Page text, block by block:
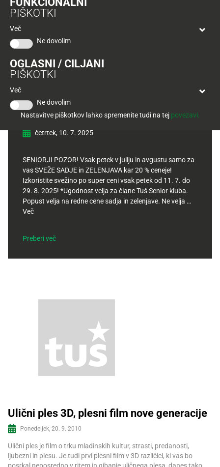
PIŠKOTKI
Več
Ne dovolim
OGLASNI / CILJANI
PIŠKOTKI
Več
Ne dovolim
Nastavitve piškotkov lahko spremenite tudi na tej povezavi.
Ponudba
velja
30.
2026
POGLEJTE IZDELKE
sveže sadje in zelenjavo
četrtek, 10. 7. 2025
SENIORJI POZOR! Vsak petek v juliju in avgustu samo za
vas SVEŽE SADJE in ZELENJAVA kar 20 % ceneje!
Izkoristite svežino po super ceni vsak petek od 11. 7. do
29. 8. 2025! *Ugodnost velja za člane Tuš Senior kluba.
Popust velja na redne cene sadja in zelenjave. Ne velja …
Več
Preberi več
Ulični ples 3D, plesni film nove generacije
Ponedeljek, 20. 9. 2010
Ulični ples je film o trku mladinskih kultur, strasti, predanosti,
ljubezni in plesu. Je tudi prvi plesni film v 3D različici, ki vas bo
posrkal neposredno v ritem in gibanje uličnega plesa, danes tako